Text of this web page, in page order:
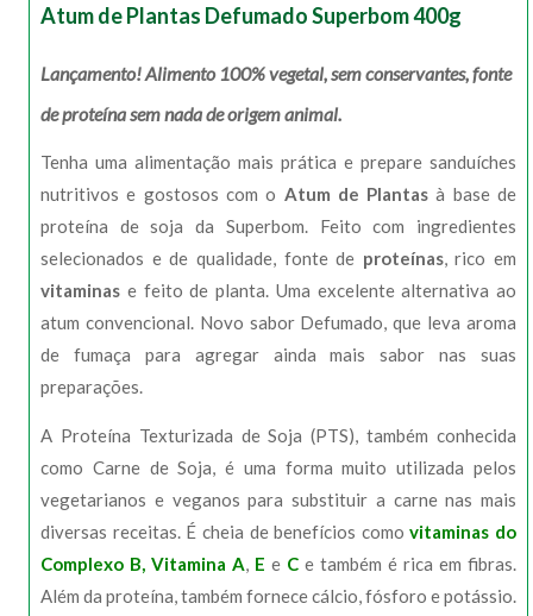
Atum de Plantas Defumado Superbom 400g
Lançamento! Alimento 100% vegetal, sem conservantes, fonte
de proteína sem nada de origem animal.
Tenha uma alimentação mais prática e prepare sanduíches
nutritivos e gostosos com o Atum de Plantas à base de
proteína de soja da Superbom. Feito com ingredientes
selecionados e de qualidade, fonte de proteínas, rico em
vitaminas e feito de planta. Uma excelente alternativa ao
atum convencional. Novo sabor Defumado, que leva aroma
de fumaça para agregar ainda mais sabor nas suas
preparações.
A Proteína Texturizada de Soja (PTS), também conhecida
como Carne de Soja, é uma forma muito utilizada pelos
vegetarianos e veganos para substituir a carne nas mais
diversas receitas. É cheia de benefícios comovitaminas do
Complexo B, Vitamina A, E e C e também é rica em fibras.
Além da proteína, também fornece cálcio, fósforo e potássio.